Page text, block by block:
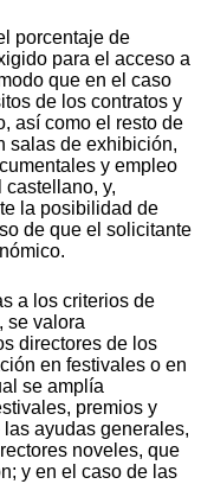
porcentaje de
para el acceso a
que en el caso
de los contratos y
así como el resto de
salas de exhibición,
y empleo
y,
la posibilidad de
de que el solicitante
a los criterios de
se valora
directores de los
en festivales o en
se amplía
premios y
ayudas generales,
noveles, que
y en el caso de las